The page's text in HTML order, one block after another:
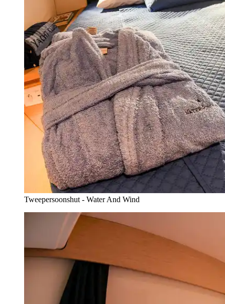
Tweepersoonshut - Water And Wind